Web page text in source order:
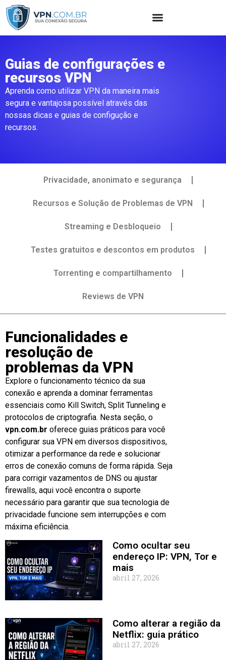
Guias de configurações e
recursos VPN
Aprenda como utilizar VPN da maneira mais
segura e vantajosa possível através das
nossas dicas e guias de configução e
recursos.
Privacidade, anonimato e segurança
Recursos e Solução de Problemas de VPN
Streaming e Desbloqueio
Testes gratuitos e descontos em produtos
Torrenting e compartilhamento
Reviews de VPN
Funcionalidades e
resolução de
problemas da VPN
Explore o funcionamento técnico da sua
conexão e aprenda a dominar ferramentas
essenciais como Kill Switch, Split Tunneling e
protocolos de criptografia. Nesta seção, o
vpn.com.br oferece guias práticos para você
configurar sua VPN em diversos dispositivos,
otimizar a performance da rede e solucionar
erros de conexão comuns de forma rápida. Seja
para corrigir vazamentos de DNS ou ajustar
firewalls, aqui você encontra o suporte
necessário para garantir que sua tecnologia de
privacidade funcione sem interrupções e com
máxima eficiência.
Como ocultar seu
endereço IP: VPN, Tor e
mais
abril 27, 2026
Como alterar a região da
Netflix: guia prático
abril 27, 2026